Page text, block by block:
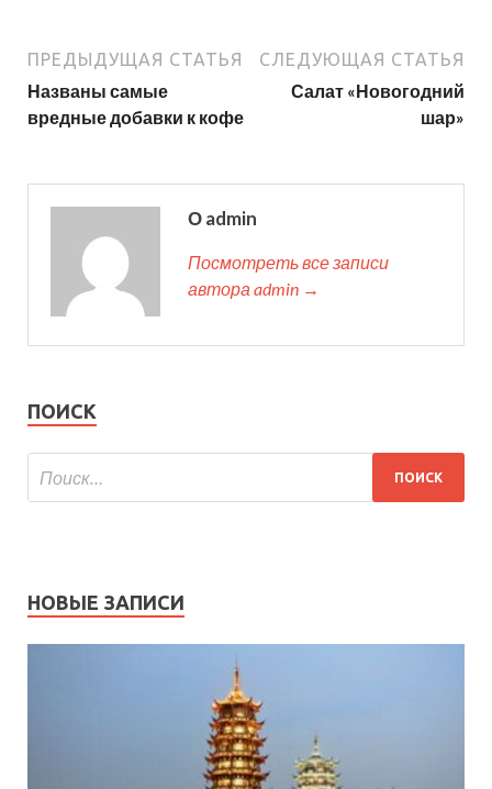
ПРЕДЫДУЩАЯ СТАТЬЯ
Названы самые
вредные добавки к кофе
СЛЕДУЮЩАЯ СТАТЬЯ
Салат «Новогодний
шар»
О admin
Посмотреть все записи
автора admin →
ПОИСК
НОВЫЕ ЗАПИСИ